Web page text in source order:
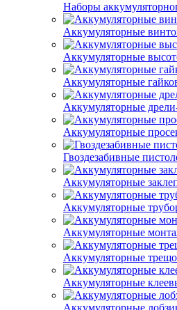
Наборы
Аккумуляторные
Аккумуляторные
Аккумуляторные
Аккумуляторные
Аккумуляторные
Гвоздезабивные
Аккумуляторные
Аккумуляторные
Аккумуляторные
Аккумуляторные
Аккумуляторные
Аккумуляторные